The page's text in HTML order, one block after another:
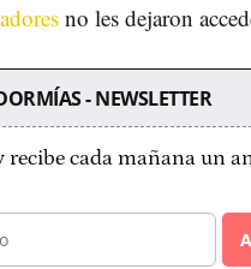
no les dejaron
- NEWSLETTER
cada mañana un